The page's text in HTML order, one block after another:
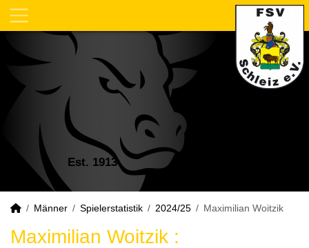
Est. 1913
Männer Spielerstatistik 2024/25 Maximilian Woitzik
Maximilian Woitzik :